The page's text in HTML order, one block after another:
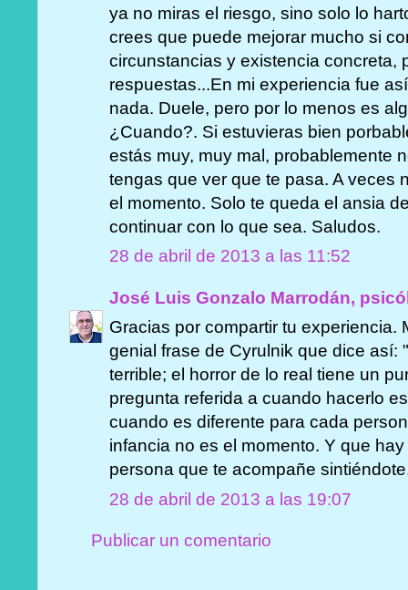
ya no miras el riesgo, sino solo lo
crees que puede mejorar mucho si
circunstancias y existencia concreta,
respuestas...En mi experiencia fue
nada. Duele, pero por lo menos es
¿Cuando?. Si estuvieras bien
estás muy, muy mal, probablemente
tengas que ver que te pasa. A veces
el momento. Solo te queda el ansia
continuar con lo que sea. Saludos.
28 de abril de 2013 a las 11:52
José Luis Gonzalo Marrodán,
Gracias por compartir tu experiencia.
genial frase de Cyrulnik que dice así:
terrible; el horror de lo real tiene un
pregunta referida a cuando hacerlo
cuando es diferente para cada
infancia no es el momento. Y que
persona que te acompañe
28 de abril de 2013 a las 19:07
Publicar un comentario